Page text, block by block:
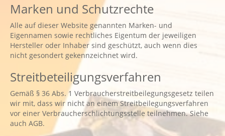
Marken und Schutzrechte
Alle auf dieser Website genannten Marken- und
Eigennamen sowie rechtliches Eigentum der jeweiligen
Hersteller oder Inhaber sind geschützt, auch wenn dies
nicht gesondert gekennzeichnet wird.
Streitbeteiligungsverfahren
Gemäß § 36 Abs. 1 Verbraucherstreitbeilegungsgesetz teilen
wir mit, dass wir nicht an einem Streitbeilegungsverfahren
vor einer Verbraucherschlichtungsstelle teilnehmen. Siehe
auch AGB.